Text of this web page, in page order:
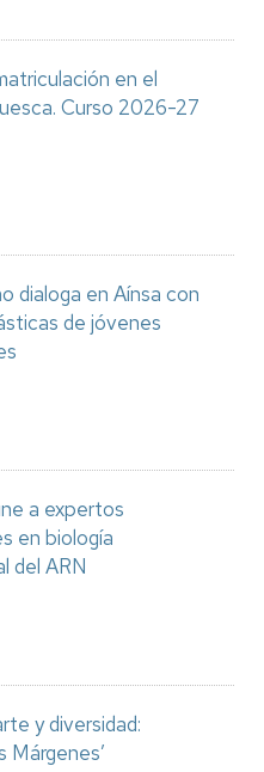
en el
Curso 2026-27
dialoga en Aínsa con
de jóvenes
a expertos
en biología
del ARN
y diversidad:
Márgenes’